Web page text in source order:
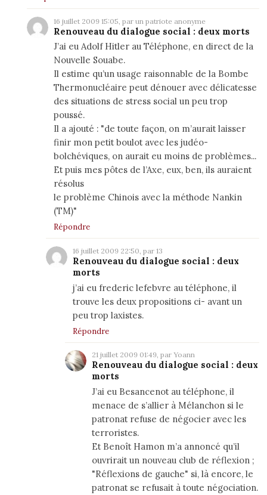
16 juillet 2009 15:05, par un patriote anonyme
Renouveau du dialogue social : deux morts
J’ai eu Adolf Hitler au Téléphone, en direct de la
Nouvelle Souabe.
Il estime qu’un usage raisonnable de la Bombe
Thermonucléaire peut dénouer avec délicatesse
des situations de stress social un peu trop
poussé.
Il a ajouté : "de toute façon, on m’aurait laisser
finir mon petit boulot avec les judéo-
bolchéviques, on aurait eu moins de problèmes...
Et puis mes pôtes de l’Axe, eux, ben, ils auraient
résolus
le problème Chinois avec la méthode Nankin
(TM)"
Répondre
16 juillet 2009 22:50, par 13
Renouveau du dialogue social : deux
morts
j’ai eu frederic lefebvre au téléphone, il
trouve les deux propositions ci- avant un
peu trop laxistes.
Répondre
21 juillet 2009 01:49, par Yoann
Renouveau du dialogue social : deux
morts
J’ai eu Besancenot au téléphone, il
menace de s’allier à Mélanchon si le
patronat refuse de négocier avec les
terroristes.
Et Benoît Hamon m’a annoncé qu’il
ouvrirait un nouveau club de réflexion ;
"Réflexions de gauche" si, là encore, le
patronat se refusait à toute négociation.